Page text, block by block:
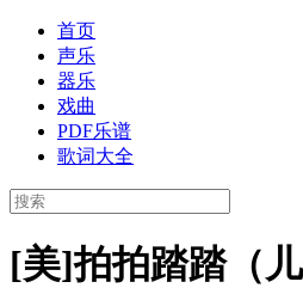
首页
声乐
器乐
戏曲
PDF乐谱
歌词大全
[美]拍拍踏踏（儿